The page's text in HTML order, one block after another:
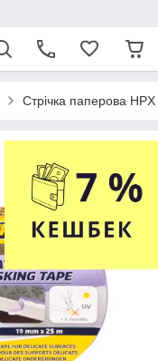
Стрічка паперова